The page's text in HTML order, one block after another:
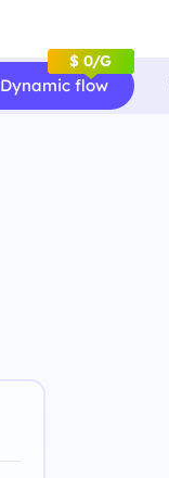
Dynamic flow
$ 0/G